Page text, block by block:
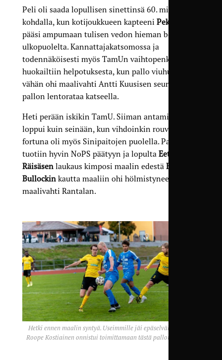
Peli oli saada lopullisen sinettinsä 60. minuutin
kohdalla, kun kotijoukkueen kapteeni Pekka Äijälä
pääsi ampumaan tulisen vedon hieman boksin
ulkopuolelta. Kannattajakatsomossa ja
todennäköisesti myös TamUn vaihtopenkillä
huokailtiin helpotuksesta, kun pallo viuhui vain
vähän ohi maalivahti Antti Kuusisen seuratessa
pallon lentorataa katseella.
Heti perään iskikin TamU. Siiman antaminen
loppui kuin seinään, kun vihdoinkin rouva
fortuna oli myös Sinipaitojen puolella. Palloa
tuotiin hyvin NoPS päätyyn ja lopulta Eetu
Räisäsenlaukaus kimposi maalin edestä Eric
Bullockinkautta maaliin ohi hölmistyneen
maalivahti Rantalan.
Hetki ennen maalin syntyä. Useimmille jäi epäselväksi, miten
Roope Kostiainen onnistui toimittamaan tästä pallon maaliin.